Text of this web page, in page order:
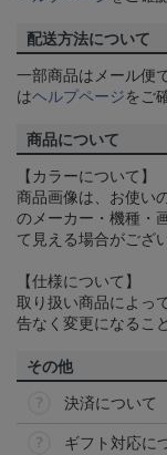
配送方法について
一部商品はメール便
はヘルプページをご
商品について
【カラーについて】
商品画像は、お使い
のメーカー・機種・
て見える場合がござ
【仕様について】
取り扱い商品によっ
告なく変更になるこ
その他
決済について
ギフト対応に